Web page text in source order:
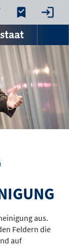
aus.
Feldern die
auf